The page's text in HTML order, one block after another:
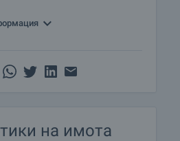
града отстои на 15 мин
на имота